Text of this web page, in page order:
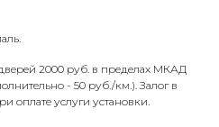
2000 руб. в пределах МКАД
- 50 руб./км.). Залог в
оплате услуги установки.